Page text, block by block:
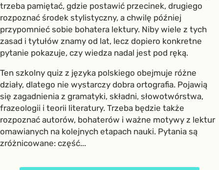
trzeba pamiętać, gdzie postawić przecinek, drugiego
rozpoznać środek stylistyczny, a chwilę później
przypomnieć sobie bohatera lektury. Niby wiele z tych
zasad i tytułów znamy od lat, lecz dopiero konkretne
pytanie pokazuje, czy wiedza nadal jest pod ręką.
Ten szkolny quiz z języka polskiego obejmuje różne
działy, dlatego nie wystarczy dobra ortografia. Pojawią
się zagadnienia z gramatyki, składni, słowotwórstwa,
frazeologii i teorii literatury. Trzeba będzie także
rozpoznać autorów, bohaterów i ważne motywy z lektur
omawianych na kolejnych etapach nauki. Pytania są
zróżnicowane: część...